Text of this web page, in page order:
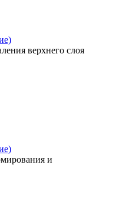
верхнего слоя
и